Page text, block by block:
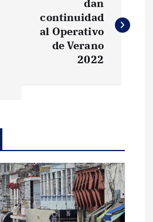
dan
continuidad
al Operativo
de Verano
2022